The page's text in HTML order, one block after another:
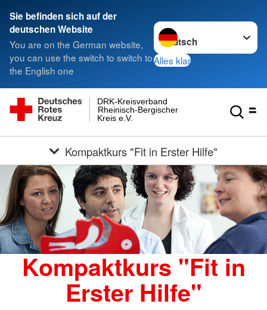
Sie befinden sich auf der
deutschen Website
You are on the German website,
you can use the switch to switch to
the English one
Sprache wechseln zu
Alles klar
Kreis e.V.
Rheinisch-Bergischer
DRK-Kreisverband
Kompaktkurs "Fit in Erster Hilfe"
Kompaktkurs "Fit in
Erster Hilfe"